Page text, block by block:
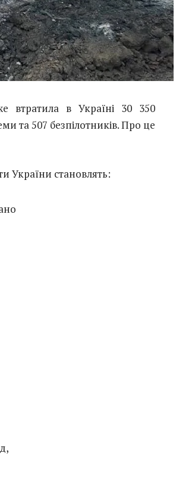
втратила в Україні 30 350
та 507 безпілотників. Про це
України становлять: